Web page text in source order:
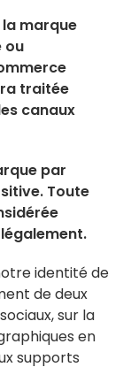
cadre
marque
ou
traitée
canaux
par
Toute
identité de
de deux
sur la
en
supports